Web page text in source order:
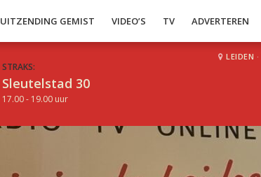
UITZENDING GEMIST VIDEO’S TV ADVERTEREN
STRAKS:
Sleutelstad 30
17.00 - 19.00 uur
LEIDEN ·